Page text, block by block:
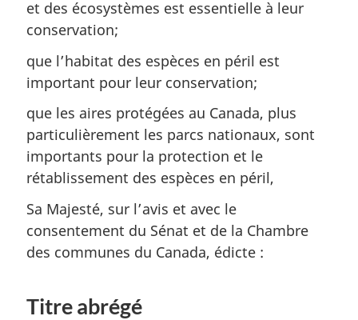
et des écosystèmes est essentielle à leur
conservation;
que l’habitat des espèces en péril est
important pour leur conservation;
que les aires protégées au Canada, plus
particulièrement les parcs nationaux, sont
importants pour la protection et le
rétablissement des espèces en péril,
Sa Majesté, sur l’avis et avec le
consentement du Sénat et de la Chambre
des communes du Canada, édicte :
Titre abrégé